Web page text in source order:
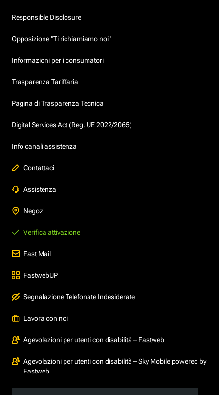
Responsible Disclosure
Opposizione "Ti richiamiamo noi"
Informazioni per i consumatori
Trasparenza Tariffaria
Pagina di Trasparenza Tecnica
Digital Services Act (Reg. UE 2022/2065)
Info canali assistenza
Contattaci
Assistenza
Negozi
Verifica attivazione
Fast Mail
FastwebUP
Segnalazione Telefonate Indesiderate
Lavora con noi
Agevolazioni per utenti con disabilità – Fastweb
Agevolazioni per utenti con disabilità – Sky Mobile powered by
Fastweb